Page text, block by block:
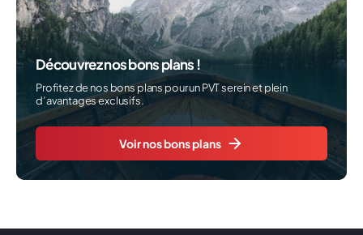
Découvrez nos bons plans !
Profitez de nos bons plans pour un PVT serein et plein
d’avantages exclusifs.
Voir nos bons plans